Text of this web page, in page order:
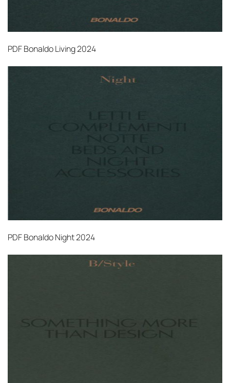
PDFBonaldo Living 2024
PDFBonaldo Night 2024